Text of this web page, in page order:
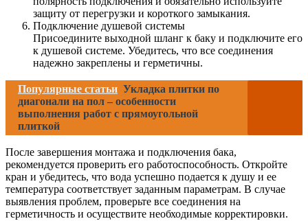
защиту от перегрузки и короткого замыкания.
Подключение душевой системы
Присоедините выходной шланг к баку и подключите его
к душевой системе. Убедитесь, что все соединения
надежно закреплены и герметичны.
Популярные статьи Укладка плитки по
диагонали на пол – особенности
выполнения работ с прямоугольной
плиткой
После завершения монтажа и подключения бака,
рекомендуется проверить его работоспособность. Откройте
кран и убедитесь, что вода успешно подается к душу и ее
температура соответствует заданным параметрам. В случае
выявления проблем, проверьте все соединения на
герметичность и осуществите необходимые корректировки.